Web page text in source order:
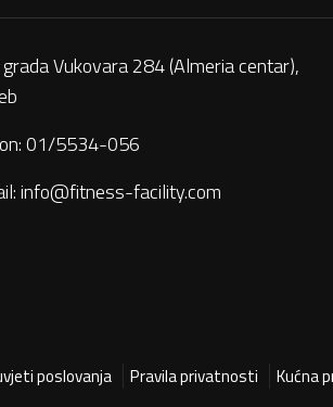
grada Vukovara 284 (Almeria centar),
01/5534-056
info@fitness-facility.com
poslovanja Pravila privatnosti Kućna